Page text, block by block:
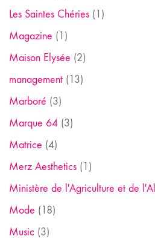
Les Saintes Chéries (1)
Magazine (1)
Maison Elysée (2)
management (13)
Marboré (3)
Marque 64 (3)
Matrice (4)
Merz Aesthetics (1)
Ministère de l'Agriculture et de
Mode (18)
Music (3)